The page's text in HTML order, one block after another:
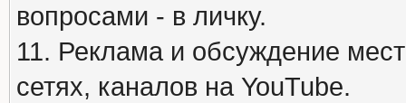
вопросами - в личку.
11. Реклама и обсуждение
сетях, каналов на YouTube.